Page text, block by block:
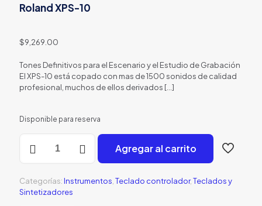
Roland XPS-10
$9,269.00
Tones Definitivos para el Escenario y el Estudio de Grabación
El XPS-10 está copado con mas de 1500 sonidos de calidad
profesional, muchos de ellos derivados […]
Disponible para reserva
Agregar al carrito
Categorías:Instrumentos Teclado controlador,Teclados y
Sintetizadores